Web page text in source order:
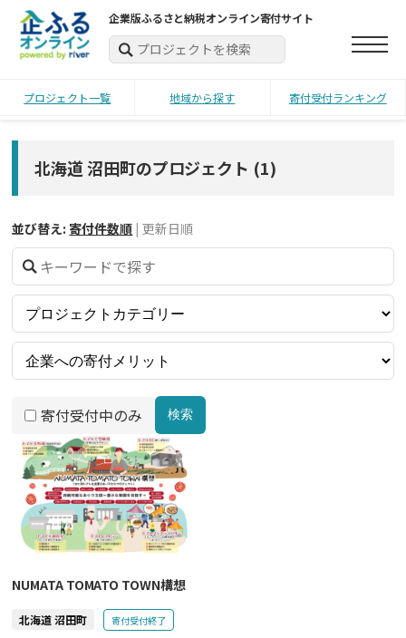
企業版ふるさと納税オンライン寄付サイト
プロジェクト一覧 地域から探す 寄付受付ランキング
北海道 沼田町のプロジェクト (1)
並び替え: 寄付件数順 | 更新日順
寄付受付中のみ 検索
NUMATA TOMATO TOWN構想
北海道 沼田町 寄付受付終了